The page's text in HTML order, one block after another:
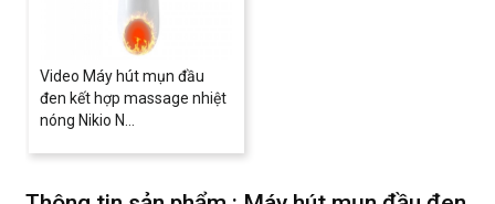
Video Máy hút mụn đầu
đen kết hợp massage nhiệt
nóng Nikio N...